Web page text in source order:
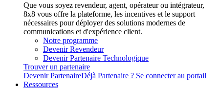
Que vous soyez revendeur, agent, opérateur ou intégrateur,
8x8 vous offre la plateforme, les incentives et le support
nécessaires pour déployer des solutions modernes de
communications et d'expérience client.
Notre programme
Devenir Revendeur
Devenir Partenaire Technologique
Trouver un partenaire
Devenir PartenaireDéjà Partenaire ? Se connecter au portail
Ressources